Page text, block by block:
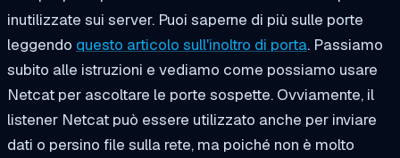
inutilizzate sui server. Puoi saperne di più sulle porte
leggendo questo articolo sull'inoltro di porta. Passiamo
subito alle istruzioni e vediamo come possiamo usare
Netcat per ascoltare le porte sospette. Ovviamente, il
listener Netcat può essere utilizzato anche per inviare
dati o persino file sulla rete, ma poiché non è molto